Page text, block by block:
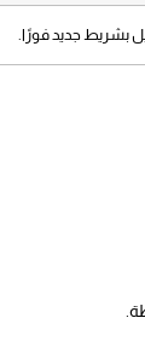
بشريط جديد فورًا.